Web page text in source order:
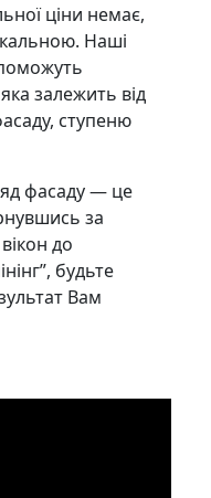
ціни немає,
Наші
залежить від
ступеню
фасаду — це
за
до
будьте
Вам